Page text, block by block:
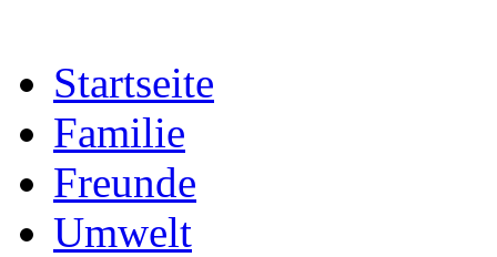
Startseite
Familie
Freunde
Umwelt